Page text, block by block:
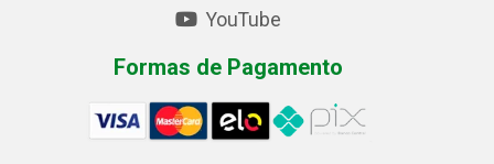
YouTube
Formas de Pagamento